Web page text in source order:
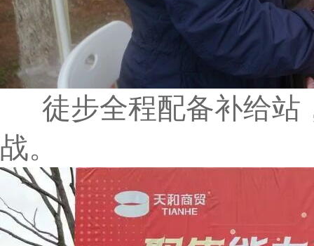
徒步全程配备补给站
战。